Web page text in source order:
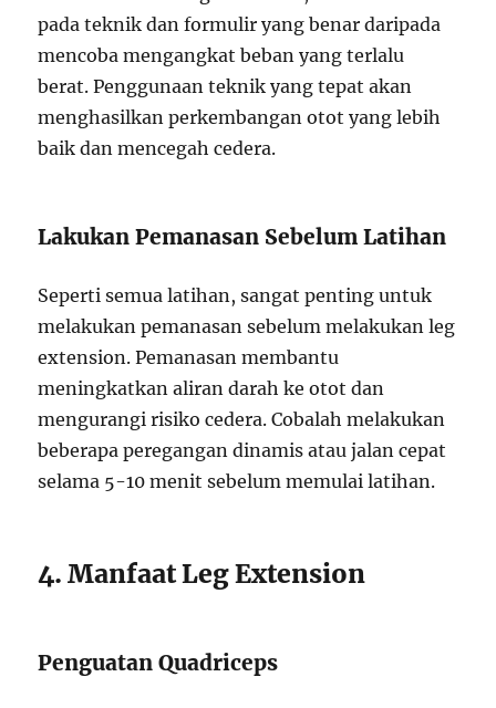
pada teknik dan formulir yang benar daripada
mencoba mengangkat beban yang terlalu
berat. Penggunaan teknik yang tepat akan
menghasilkan perkembangan otot yang lebih
baik dan mencegah cedera.
Lakukan Pemanasan Sebelum Latihan
Seperti semua latihan, sangat penting untuk
melakukan pemanasan sebelum melakukan leg
extension. Pemanasan membantu
meningkatkan aliran darah ke otot dan
mengurangi risiko cedera. Cobalah melakukan
beberapa peregangan dinamis atau jalan cepat
selama 5-10 menit sebelum memulai latihan.
4. Manfaat Leg Extension
Penguatan Quadriceps